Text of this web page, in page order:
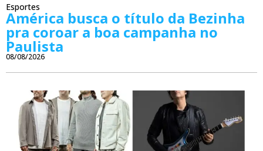
Esportes
América busca o título da Bezinha
pra coroar a boa campanha no
Paulista
08/08/2026